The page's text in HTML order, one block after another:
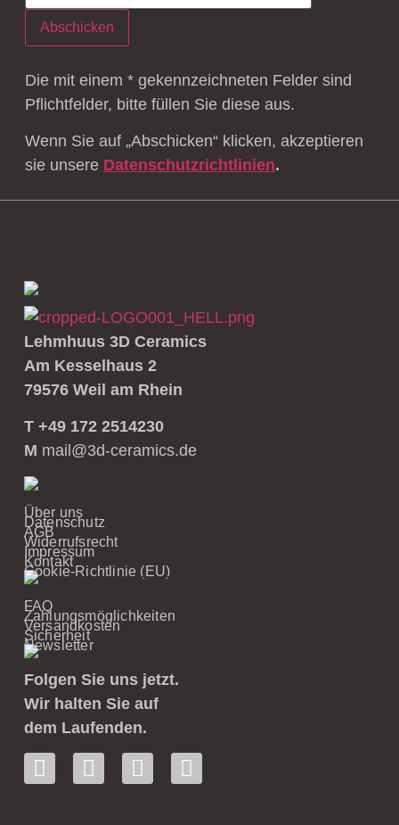
Abschicken
Die mit einem * gekennzeichneten Felder sind
Pflichtfelder, bitte füllen Sie diese aus.
Wenn Sie auf „Abschicken“ klicken, akzeptieren
sie unsere Datenschutzrichtlinien.
Lehmhuus 3D Ceramics
Am Kesselhaus 2
79576 Weil am Rhein
T +49 172 2514230
M mail@3d-ceramics.de
Über uns
Datenschutz
AGB
Widerrufsrecht
Impressum
Kontakt
Cookie-Richtlinie (EU)
FAQ
Zahlungsmöglichkeiten
Versandkosten
Sicherheit
Newsletter
Folgen Sie uns jetzt.
Wir halten Sie auf
dem Laufenden.